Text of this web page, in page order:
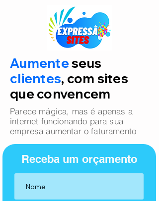
Aumenteseus
clientes, com sites
que convencem
Parece mágica, mas é apenas a
internet funcionando para sua
empresa aumentar o faturamento
Receba um orçamento